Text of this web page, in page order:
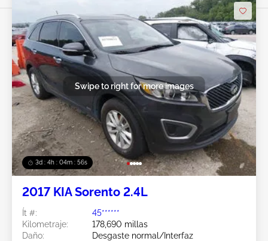
3d : 4h : 04m : 53s
Swipe to right for more images
2017 KIA Sorento 2.4L
Ít #:
45******
Kilometraje:
178,690 millas
Daño:
Desgaste normal/Interfaz